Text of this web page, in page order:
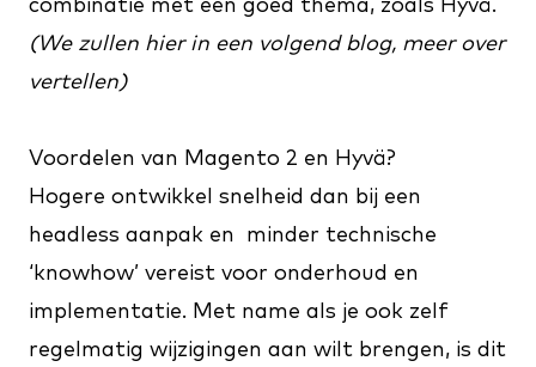
combinatie met een goed thema, zoals Hyvä.
(We zullen hier in een volgend blog, meer over
vertellen)
Voordelen van Magento 2 en Hyvä?
Hogere ontwikkel snelheid dan bij een
headless aanpak en minder technische
‘knowhow’ vereist voor onderhoud en
implementatie. Met name als je ook zelf
regelmatig wijzigingen aan wilt brengen, is dit